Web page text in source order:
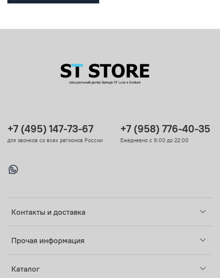
Контакты и доставка
Прочая информация
Каталог
+7 (495) 147-73-67
для звонков со всех регионов России
+7 (958) 776-40-35
Ежедневно с 9:00 до 22:00